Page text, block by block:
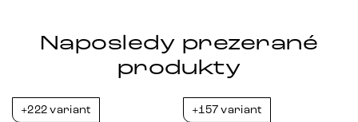
Naposledy prezerané
produkty
+222 variant +157 variant